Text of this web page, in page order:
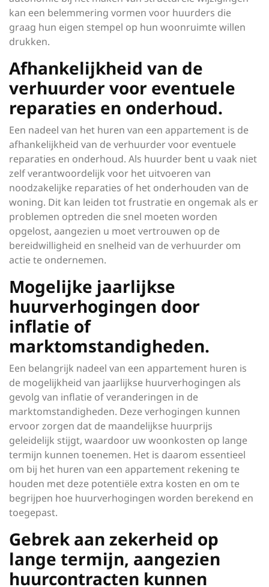
kan een belemmering vormen voor huurders die
graag hun eigen stempel op hun woonruimte willen
drukken.
Afhankelijkheid van de
verhuurder voor eventuele
reparaties en onderhoud.
Een nadeel van het huren van een appartement is de
afhankelijkheid van de verhuurder voor eventuele
reparaties en onderhoud. Als huurder bent u vaak niet
zelf verantwoordelijk voor het uitvoeren van
noodzakelijke reparaties of het onderhouden van de
woning. Dit kan leiden tot frustratie en ongemak als er
problemen optreden die snel moeten worden
opgelost, aangezien u moet vertrouwen op de
bereidwilligheid en snelheid van de verhuurder om
actie te ondernemen.
Mogelijke jaarlijkse
huurverhogingen door
inflatie of
marktomstandigheden.
Een belangrijk nadeel van een appartement huren is
de mogelijkheid van jaarlijkse huurverhogingen als
gevolg van inflatie of veranderingen in de
marktomstandigheden. Deze verhogingen kunnen
ervoor zorgen dat de maandelijkse huurprijs
geleidelijk stijgt, waardoor uw woonkosten op lange
termijn kunnen toenemen. Het is daarom essentieel
om bij het huren van een appartement rekening te
houden met deze potentiële extra kosten en om te
begrijpen hoe huurverhogingen worden berekend en
toegepast.
Gebrek aan zekerheid op
lange termijn, aangezien
huurcontracten kunnen